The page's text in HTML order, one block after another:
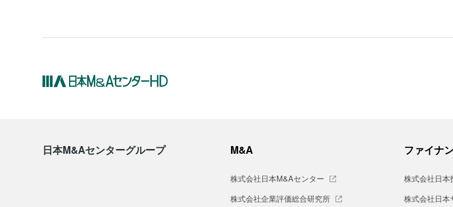
日本M&Aセンターグループ M&A
株式会社日本M&Aセンター
株式会社企業評価総合研究所
ファイナ
株式会社日本
株式会社日本